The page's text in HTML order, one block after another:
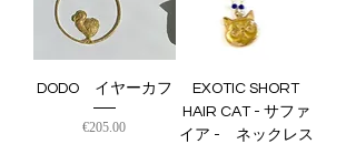
DODO イヤーカフ
価格
€205.00
EXOTIC SHORT
HAIR CAT - サファ
イア - ネックレス